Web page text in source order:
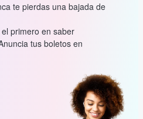
te pierdas una bajada de
primero en saber
tus boletos en